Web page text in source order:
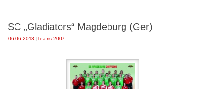
SC „Gladiators“ Magdeburg (Ger)
06.06.2013 |Teams 2007